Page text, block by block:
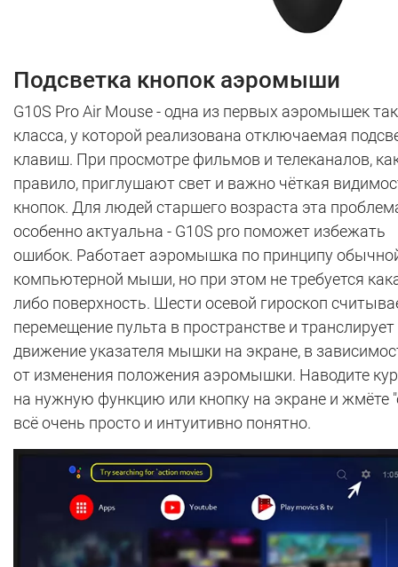
Подсветка кнопок аэромыши
G10S Pro Air Mouse - одна из первых аэромышек
класса, у которой реализована отключаемая
клавиш. При просмотре фильмов и телеканалов,
правило, приглушают свет и важно чёткая
кнопок. Для людей старшего возраста эта
особенно актуальна - G10S pro поможет избежать
ошибок. Работает аэромышка по принципу
компьютерной мыши, но при этом не требуется
либо поверхность. Шести осевой гироскоп
перемещение пульта в пространстве и транслирует
движение указателя мышки на экране, в
от изменения положения аэромышки. Наводите
на нужную функцию или кнопку на экране и жмёте
всё очень просто и интуитивно понятно.